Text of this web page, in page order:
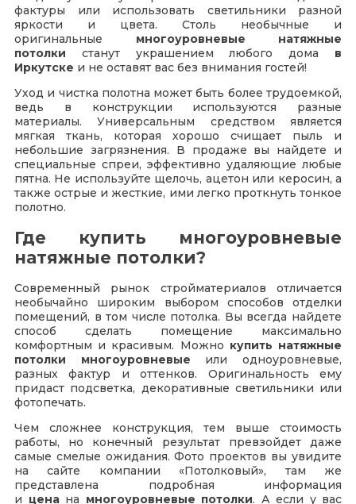
фактуры или использовать светильники разной
яркости и цвета. Столь необычные и
оригинальные многоуровневые натяжные
потолки станут украшением любого дома в
Иркутске и не оставят вас без внимания гостей!
Уход и чистка полотна может быть более трудоемкой,
ведь в конструкции используются разные
материалы. Универсальным средством является
мягкая ткань, которая хорошо счищает пыль и
небольшие загрязнения. В продаже вы найдете и
специальные спреи, эффективно удаляющие любые
пятна. Не используйте щелочь, ацетон или керосин, а
также острые и жесткие, ими легко проткнуть тонкое
полотно.
Где купить многоуровневые
натяжные потолки?
Современный рынок стройматериалов отличается
необычайно широким выбором способов отделки
помещений, в том числе потолка. Вы всегда найдете
способ сделать помещение максимально
комфортным и красивым. Можно купить натяжные
потолки многоуровневые или одноуровневые,
разных фактур и оттенков. Оригинальность ему
придаст подсветка, декоративные светильники или
фотопечать.
Чем сложнее конструкция, тем выше стоимость
работы, но конечный результат превзойдет даже
самые смелые ожидания. Фото проектов вы увидите
на сайте компании «Потолковый», там же
представлена подробная информация
и цена на многоуровневые потолки. А если у вас